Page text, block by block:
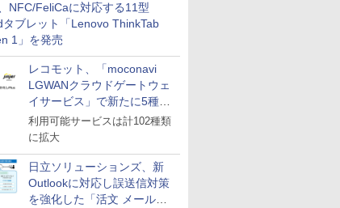
NFC/FeliCaに対応する11型
タブレット「Lenovo ThinkTab
1」を発売
レコモット、「moconavi
LGWANクラウドゲートウェ
イサービス」で新たに5種類
のサービスと連携開始
利用可能サービスは計102種類
に拡大
日立ソリューションズ、新
Outlookに対応し誤送信対策
を強化した「活文 メール誤